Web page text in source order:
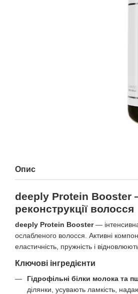
Опис
deeply Protein Booster
реконструкції волосся
deeply Protein Booster—
ослабленого волосся. Активні
еластичність, пружність і
Ключові інгредієнти
Гідрофільні білки молока та
ділянки, усувають ламкість,